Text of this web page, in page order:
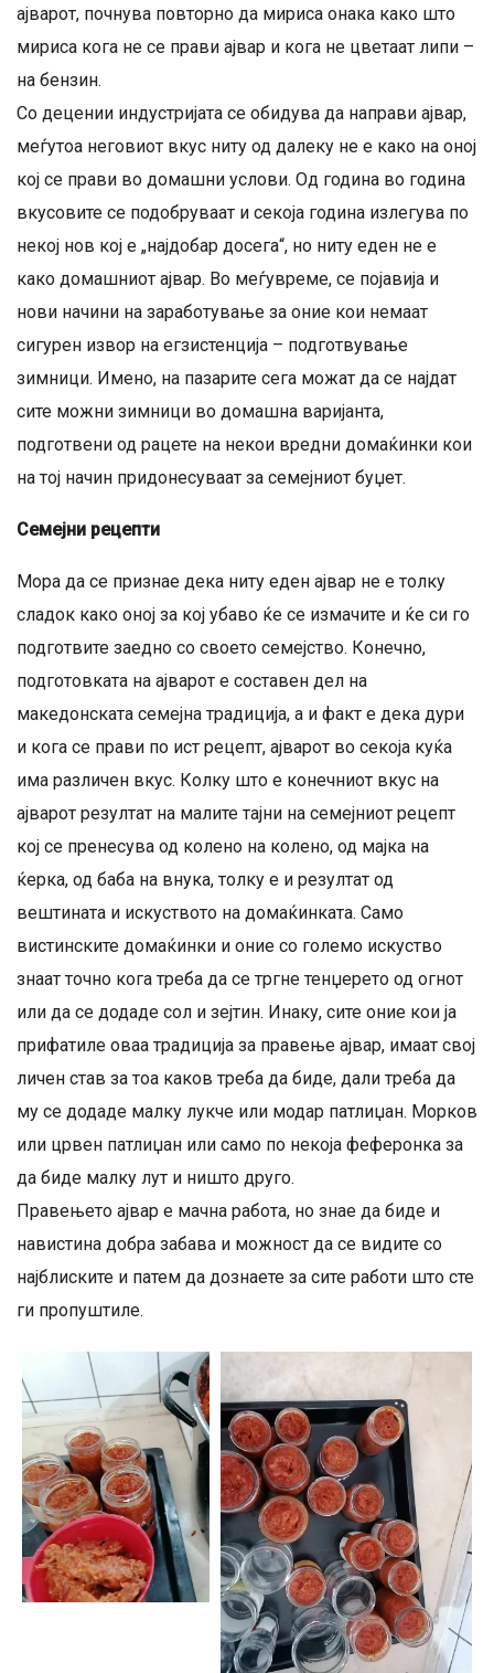
ајварот, почнува повторно да мириса онака како што
мириса кога не се прави ајвар и кога не цветаат липи –
на бензин.
Со децении индустријата се обидува да направи ајвар,
меѓутоа неговиот вкус ниту од далеку не е како на оној
кој се прави во домашни услови. Од година во година
вкусовите се подобруваат и секоја година излегува по
некој нов кој е „најдобар досега“, но ниту еден не е
како домашниот ајвар. Во меѓувреме, се појавија и
нови начини на заработување за оние кои немаат
сигурен извор на егзистенција – подготвување
зимници. Имено, на пазарите сега можат да се најдат
сите можни зимници во домашна варијанта,
подготвени од рацете на некои вредни домаќинки кои
на тој начин придонесуваат за семејниот буџет.
Семејни рецепти
Мора да се признае дека ниту еден ајвар не е толку
сладок како оној за кој убаво ќе се измачите и ќе си го
подготвите заедно со своето семејство. Конечно,
подготовката на ајварот е составен дел на
македонската семејна традиција, а и факт е дека дури
и кога се прави по ист рецепт, ајварот во секоја куќа
има различен вкус. Колку што е конечниот вкус на
ајварот резултат на малите тајни на семејниот рецепт
кој се пренесува од колено на колено, од мајка на
ќерка, од баба на внука, толку е и резултат од
вештината и искуството на домаќинката. Само
вистинските домаќинки и оние со големо искуство
знаат точно кога треба да се тргне тенџерето од огнот
или да се додаде сол и зејтин. Инаку, сите оние кои ја
прифатиле оваа традиција за правење ајвар, имаат свој
личен став за тоа каков треба да биде, дали треба да
му се додаде малку лукче или модар патлиџан. Морков
или црвен патлиџан или само по некоја феферонка за
да биде малку лут и ништо друго.
Правењето ајвар е мачна работа, но знае да биде и
навистина добра забава и можност да се видите со
најблиските и патем да дознаете за сите работи што сте
ги пропуштиле.